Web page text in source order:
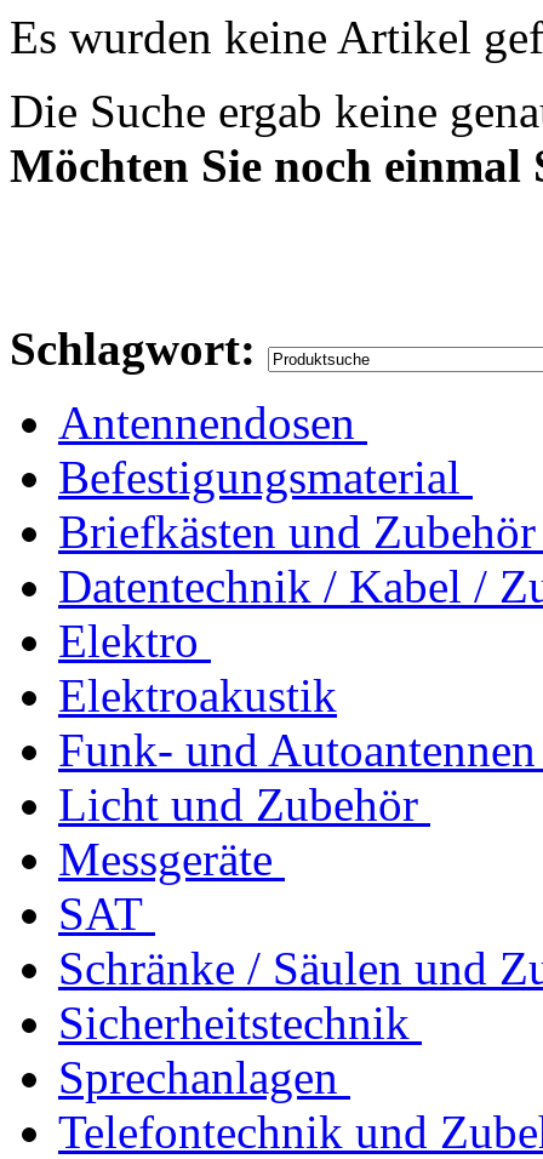
Es wurden keine Artikel
Die Suche ergab keine
Möchten Sie noch einmal
Schlagwort:
Antennendosen
Befestigungsmaterial
Briefkästen und Zubehör
Datentechnik / Kabel /
Elektro
Elektroakustik
Funk- und Autoantennen
Licht und Zubehör
Messgeräte
SAT
Schränke / Säulen und
Sicherheitstechnik
Sprechanlagen
Telefontechnik und